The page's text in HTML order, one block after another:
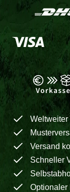
Weltweiter
Versand
Schneller
Optionaler